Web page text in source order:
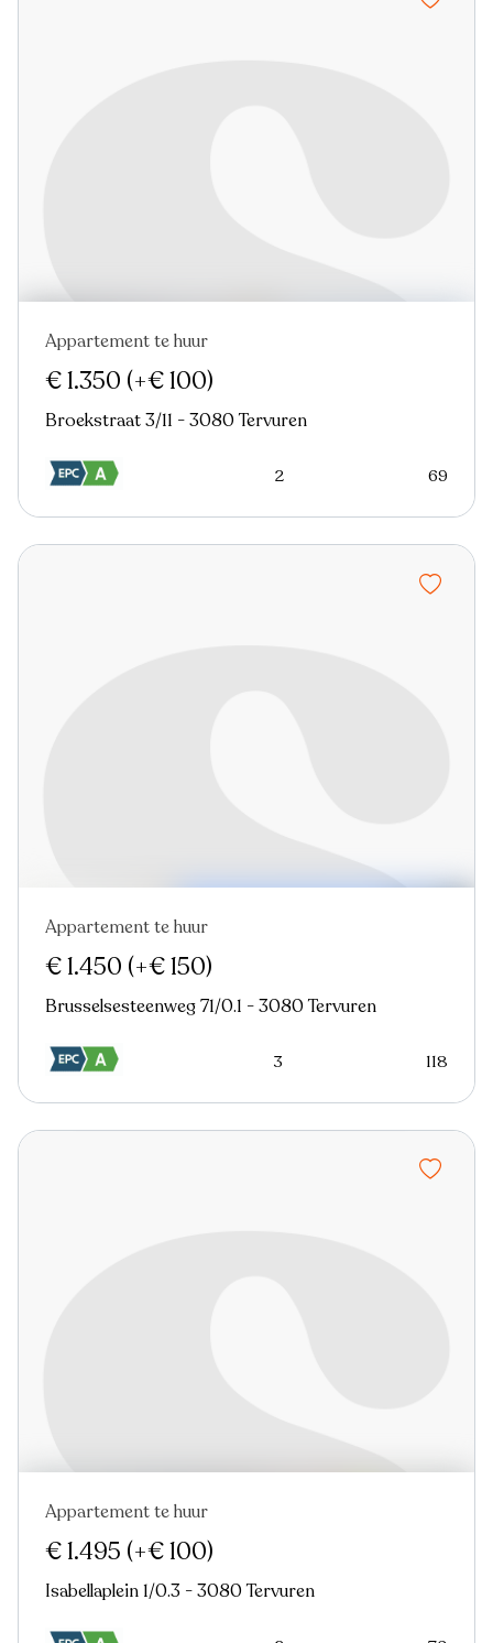
Nieuw
Appartement te huur
€ 1.350 (+€ 100)
Broekstraat 3/11 - 3080 Tervuren
2 69
Nieuw
Appartement te huur
€ 1.450 (+€ 150)
Brusselsesteenweg 71/0.1 - 3080 Tervuren
3 118
Verhuurd Nieuw
Appartement te huur
€ 1.495 (+€ 100)
Isabellaplein 1/0.3 - 3080 Tervuren